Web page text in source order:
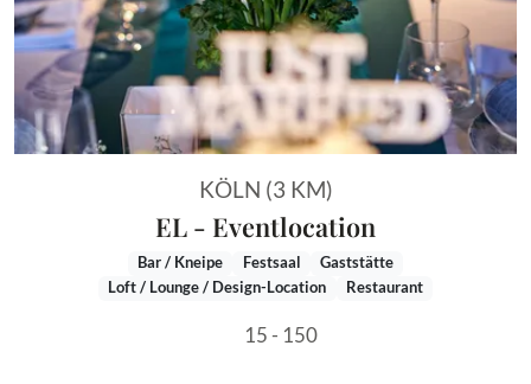
KÖLN (3 KM)
EL - Eventlocation
Bar / Kneipe Festsaal
Gaststätte
Loft / Lounge / Design-Location
Restaurant
15 - 150